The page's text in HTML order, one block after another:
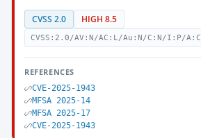
CVSS 2.0 HIGH 8.5
CVSS:2.0/AV:N/AC:L/Au:N/C:N/I:P/A:C
REFERENCES
CVE-2025-1943
MFSA 2025-14
MFSA 2025-17
CVE-2025-1943